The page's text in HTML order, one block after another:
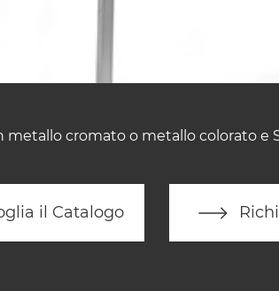
metallo cromato o metallo colorato e
il Catalogo